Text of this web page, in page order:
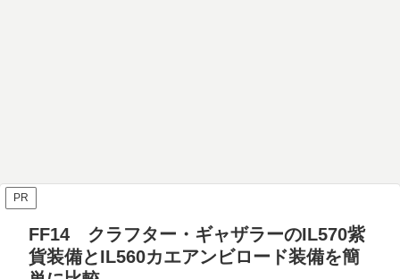
PR
FF14 クラフター・ギャザラーのIL570紫
貨装備とIL560カエアンビロード装備を簡